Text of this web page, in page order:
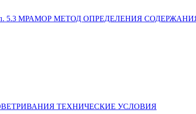
части п. 5.3 МРАМОР МЕТОД ОПРЕДЕЛЕНИЯ
ТЕХНИЧЕСКИЕ УСЛОВИЯ